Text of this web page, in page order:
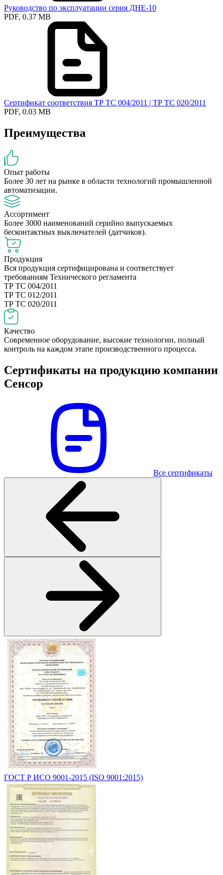
Руководство по эксплуатации серия ДНЕ-10
PDF, 0.37 MB
Сертификат соответствия ТР ТС 004/2011 | ТР ТС 020/2011
PDF, 0.03 MB
Преимущества
Опыт работы
Более 30 лет на рынке в области технологий промышленной
автоматизации.
Ассортимент
Более 3000 наименований серийно выпускаемых
бесконтактных выключателей (датчиков).
Продукция
Вся продукция сертифицирована и соответствует
требованиям Технического регламента
ТР ТС 004/2011
ТР ТС 012/2011
ТР ТС 020/2011
Качество
Современное оборудование, высокие технологии, полный
контроль на каждом этапе производственного процесса.
Сертификаты на продукцию компании
Сенсор
Все сертификаты
ГОСТ Р ИСО 9001-2015 (ISO 9001:2015)